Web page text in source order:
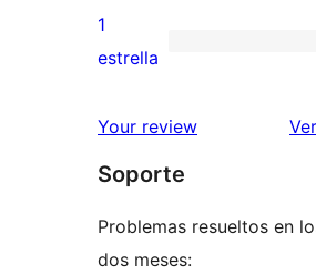
3
estrellas
valoraciones
de
estrellas
1
de
estrellas
1
estrella
Your review
Soporte
Problemas resueltos en
dos meses: